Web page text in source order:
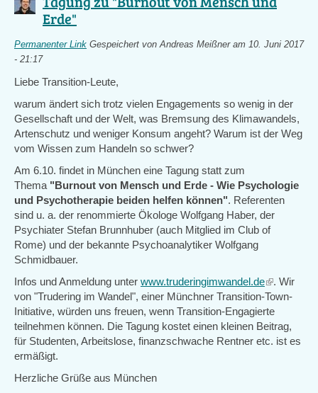
Erde"
Permanenter Link Gespeichert vonAndreas Meißneram 10. Juni 2017
- 21:17
Liebe Transition-Leute,
warum ändert sich trotz vielen Engagements so wenig in der
Gesellschaft und der Welt, was Bremsung des Klimawandels,
Artenschutz und weniger Konsum angeht? Warum ist der Weg
vom Wissen zum Handeln so schwer?
Am 6.10. findet in München eine Tagung statt zum
Thema "Burnout von Mensch und Erde - Wie Psychologie
und Psychotherapie beiden helfen können". Referenten
sind u. a. der renommierte Ökologe Wolfgang Haber, der
Psychiater Stefan Brunnhuber (auch Mitglied im Club of
Rome) und der bekannte Psychoanalytiker Wolfgang
Schmidbauer.
Infos und Anmeldung unter www.truderingimwandel.de(link
is
external)
. Wir
von "Trudering im Wandel", einer Münchner Transition-Town-
Initiative, würden uns freuen, wenn Transition-Engagierte
teilnehmen können. Die Tagung kostet einen kleinen Beitrag,
für Studenten, Arbeitslose, finanzschwache Rentner etc. ist es
ermäßigt.
Herzliche Grüße aus München